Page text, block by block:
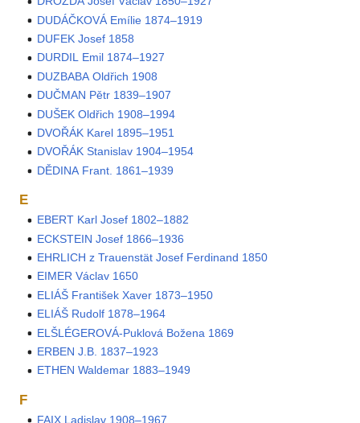
DUDÁČKOVÁ Emílie 1874–1919
DUFEK Josef 1858
DURDIL Emil 1874–1927
DUZBABA Oldřich 1908
DUČMAN Pětr 1839–1907
DUŠEK Oldřich 1908–1994
DVOŘÁK Karel 1895–1951
DVOŘÁK Stanislav 1904–1954
DĚDINA Frant. 1861–1939
E
EBERT Karl Josef 1802–1882
ECKSTEIN Josef 1866–1936
EHRLICH z Trauenstät Josef Ferdinand 1850
EIMER Václav 1650
ELIÁŠ František Xaver 1873–1950
ELIÁŠ Rudolf 1878–1964
ELŠLÉGEROVÁ-Puklová Božena 1869
ERBEN J.B. 1837–1923
ETHEN Waldemar 1883–1949
F
FAIX Ladislav 1908–1967